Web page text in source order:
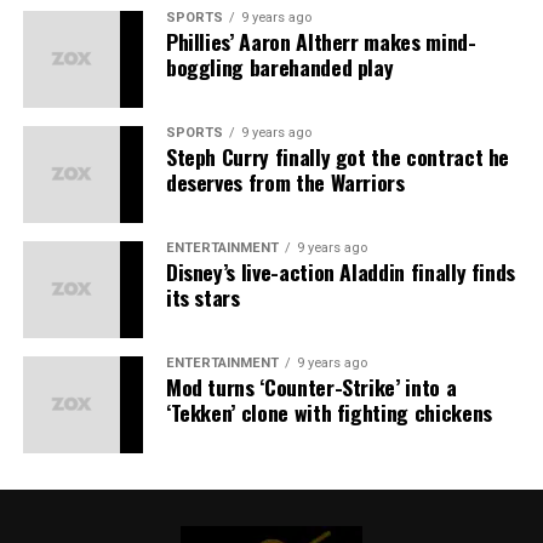
facere possimus, omnis voluptas assumenda est, omnis
dolor repellendus.
Nulla pariatur. Excepteur sint occaecat cupidatat non
proident, sunt in culpa qui officia deserunt mollit anim
id est laborum.
Sed ut perspiciatis unde omnis iste natus error sit
voluptatem accusantium doloremque laudantium,
totam rem aperiam, eaque ipsa quae ab illo inventore
veritatis et quasi architecto beatae vitae dicta sunt
explicabo.
SPORTS 9 years ago
Phillies’ Aaron Altherr makes mind-
boggling barehanded play
SPORTS 9 years ago
Steph Curry finally got the contract he
deserves from the Warriors
ENTERTAINMENT 9 years ago
Disney’s live-action Aladdin finally finds
its stars
ENTERTAINMENT 9 years ago
Mod turns ‘Counter-Strike’ into a
‘Tekken’ clone with fighting chickens